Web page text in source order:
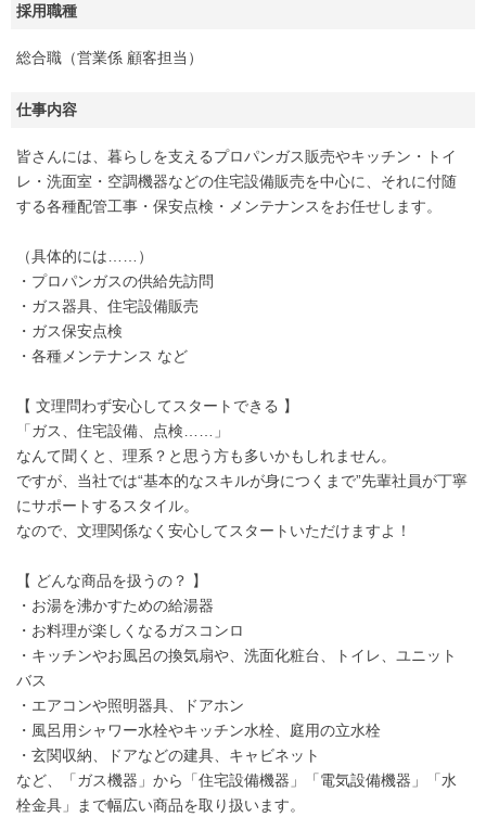
採用職種
総合職（営業係 顧客担当）
仕事内容
皆さんには、暮らしを支えるプロパンガス販売やキッチン・トイ
レ・洗面室・空調機器などの住宅設備販売を中心に、それに付随
する各種配管工事・保安点検・メンテナンスをお任せします。
（具体的には……）
・プロパンガスの供給先訪問
・ガス器具、住宅設備販売
・ガス保安点検
・各種メンテナンス など
【 文理問わず安心してスタートできる 】
「ガス、住宅設備、点検……」
なんて聞くと、理系？と思う方も多いかもしれません。
ですが、当社では“基本的なスキルが身につくまで”先輩社員が丁寧
にサポートするスタイル。
なので、文理関係なく安心してスタートいただけますよ！
【 どんな商品を扱うの？ 】
・お湯を沸かすための給湯器
・お料理が楽しくなるガスコンロ
・キッチンやお風呂の換気扇や、洗面化粧台、トイレ、ユニット
バス
・エアコンや照明器具、ドアホン
・風呂用シャワー水栓やキッチン水栓、庭用の立水栓
・玄関収納、ドアなどの建具、キャビネット
など、「ガス機器」から「住宅設備機器」「電気設備機器」「水
栓金具」まで幅広い商品を取り扱います。